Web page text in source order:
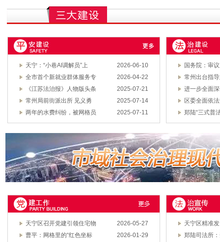
null
null
null
null进会
null
天宁：“小巷AI调解员”上
2026-06-10
全市首个新就业群体服务专
2026-04-22
《江苏法治报》人物版头条
2025-07-21
常州局前街派出所 见义勇
2025-07-14
两年的水费纠纷，被网格员
2025-07-11
国务院：审
常州出台指
进一步全面
区委全面依
郑陆“三式普
天宁区召开党建引领住宅物
2026-05-27
曹平：网格里的“红色坐标
2026-01-29
天宁区精准
郑陆司法所